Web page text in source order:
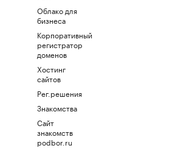
Облако для
бизнеса
Корпоративный
регистратор
доменов
Хостинг
сайтов
Рег.решения
Знакомства
Сайт
знакомств
podbor.ru